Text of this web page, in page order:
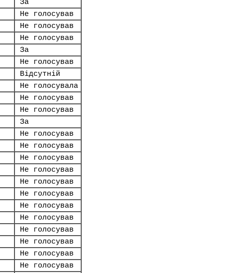
За
Не голосував
Не голосував
Не голосував
За
Не голосував
Відсутній
Не голосувала
Не голосував
Не голосував
За
Не голосував
Не голосував
Не голосував
Не голосував
Не голосував
Не голосував
Не голосував
Не голосував
Не голосував
Не голосував
Не голосував
Не голосував